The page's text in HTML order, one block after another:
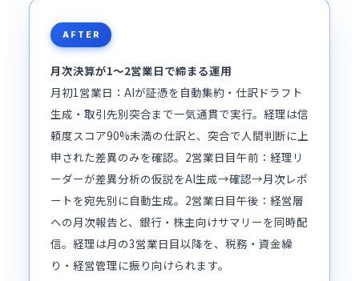
AFTER
月次決算が1〜2営業日で締まる運用
月初1営業日：AIが証憑を自動集約・仕訳ドラフト
生成・取引先別突合まで一気通貫で実行。経理は信
頼度スコア90%未満の仕訳と、突合で人間判断に上
申された差異のみを確認。2営業日目午前：経理リ
ーダーが差異分析の仮説をAI生成→確認→月次レポ
ートを宛先別に自動生成。2営業日目午後：経営層
への月次報告と、銀行・株主向けサマリーを同時配
信。経理は月の3営業日目以降を、税務・資金繰
り・経営管理に振り向けられます。